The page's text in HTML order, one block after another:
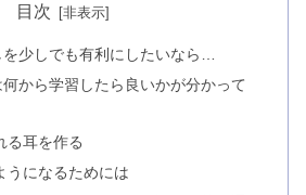
目次
を少しでも有利にしたいなら…
から学習したら良いかが分かって
る耳を作る
うになるためには